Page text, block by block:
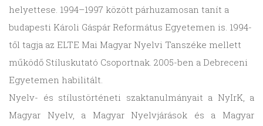
helyettese. 1994–1997 között párhuzamosan tanít a
budapesti Károli Gáspár Református Egyetemen is. 1994-
től tagja az ELTE Mai Magyar Nyelvi Tanszéke mellett
működő Stíluskutató Csoportnak. 2005-ben a Debreceni
Egyetemen habilitált.
Nyelv- és stí­lus­tör­té­neti szak­ta­nul­má­nyait a NyIrK, a
Magyar Nyelv, a Magyar Nyelvjárások és a Magyar